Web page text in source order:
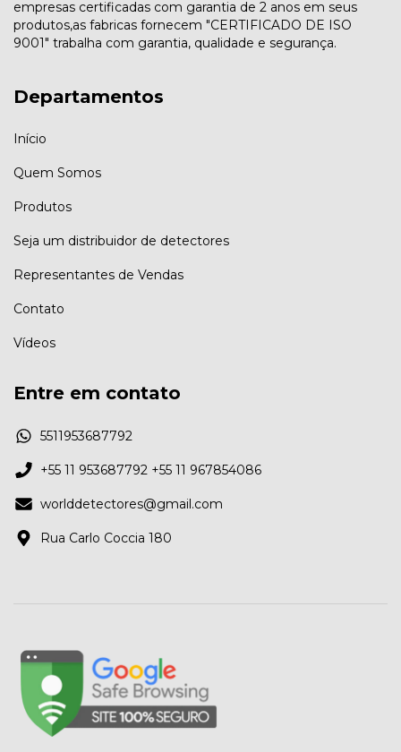
empresas certificadas com garantia de 2 anos em seus
produtos,as fabricas fornecem "CERTIFICADO DE ISO
9001" trabalha com garantia, qualidade e segurança.
Departamentos
Início
Quem Somos
Produtos
Seja um distribuidor de detectores
Representantes de Vendas
Contato
Vídeos
Entre em contato
5511953687792
+55 11 953687792 +55 11 967854086
worlddetectores@gmail.com
Rua Carlo Coccia 180